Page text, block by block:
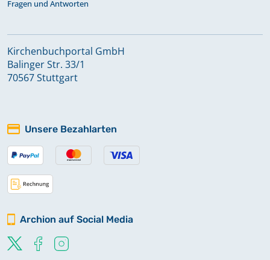
Fragen und Antworten
Kirchenbuchportal GmbH
Balinger Str. 33/1
70567 Stuttgart
Unsere Bezahlarten
Archion auf Social Media